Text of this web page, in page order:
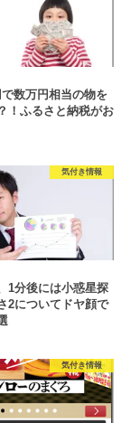
数万円相当の物を
！ふるさと納税がお
気付き情報
1分後には小惑星探
2についてドヤ顔で
気付き情報